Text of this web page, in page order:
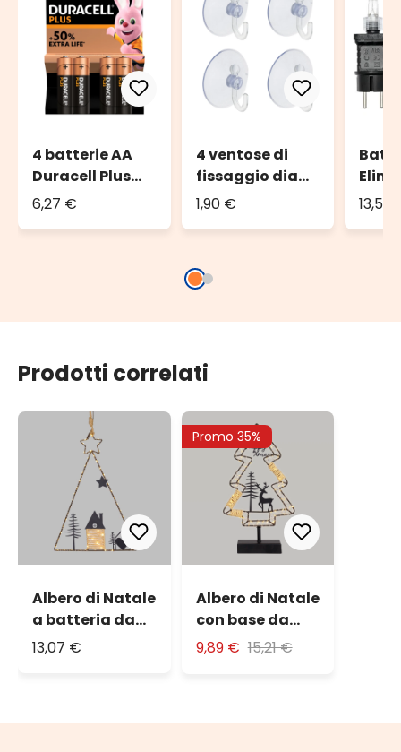
4 batterie AA
Duracell Plus
Power
6,27 €
4 ventose di
fissaggio diam.
4 cm
1,90 € 13,55
Prodotti correlati
Albero di Natale
a batteria da
appendere, h 41
13,07 €
Promo 35%
Albero di Natale
con base da
appoggio, h 35
9,89 € 15,21 €